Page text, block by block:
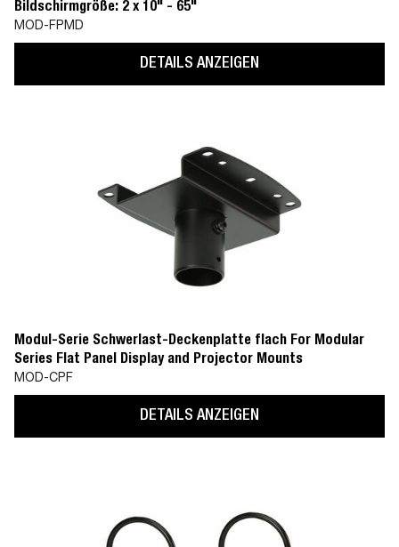
Bildschirmgröße: 2 x 10" - 65"
MOD-FPMD
DETAILS ANZEIGEN
Modul-Serie Schwerlast-Deckenplatte flach For Modular
Series Flat Panel Display and Projector Mounts
MOD-CPF
DETAILS ANZEIGEN